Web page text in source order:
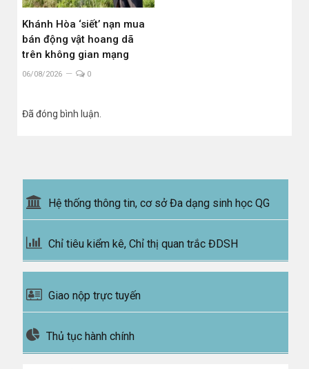
Khánh Hòa ‘siết’ nạn mua
bán động vật hoang dã
trên không gian mạng
06/08/2026 0
Đã đóng bình luận.
Hệ thống thông tin, cơ sở Đa dạng sinh học QG
Chỉ tiêu kiểm kê, Chỉ thị quan trắc ĐDSH
Giao nộp trực tuyến
Thủ tục hành chính